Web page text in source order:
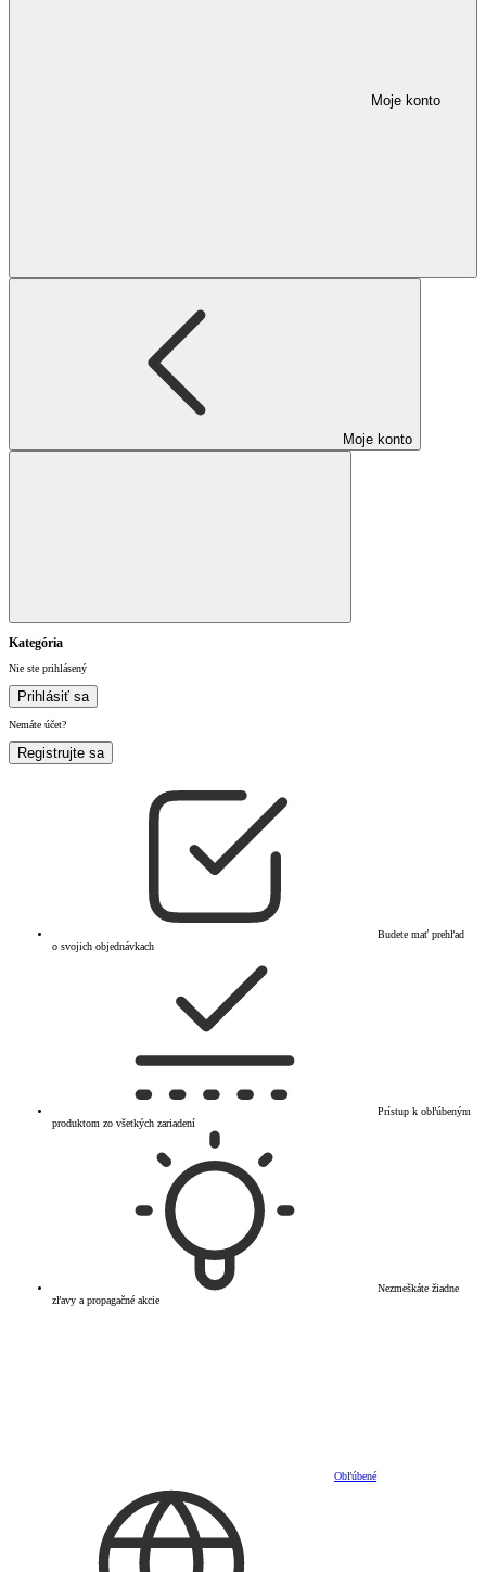
Moje konto
Moje konto
Kategória
Nie ste prihlásený
Prihlásiť sa
Nemáte účet?
Registrujte sa
Budete mať prehľad
o svojich objednávkach
Prístup k obľúbeným
produktom zo všetkých zariadení
Nezmeškáte žiadne
zľavy a propagačné akcie
Obľúbené